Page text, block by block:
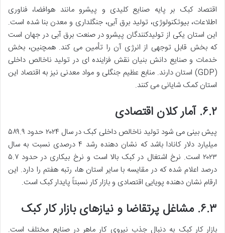
اقتصاد کبک بر پایه صنایع کلیدی و پیشرو مانند هوافضا، فناوری
اطلاعات، بیوتکنولوژی، تولید برق آبی، جنگلداری و معدن بنا شده است.
این استان یکی از تولیدکنندگان پیشرو در صنعت برق آبی در جهان است
که بخش قابل توجهی از انرژی آن را تأمین می کند. همچنین، بخش
خدمات و صنایع دانش بنیان نقش فزاینده ای در تولید ناخالص داخلی
(GDP) استان دارند. منابع عظیم جنگلی و مواد معدنی نیز به اقتصاد این
استان کمک شایانی می کنند.
۶.۲. آمار کلان اقتصادی
پیش بینی می شود تولید ناخالص داخلی کبک در سال ۲۰۲۴ حدود ۵۸۹.۹
میلیارد دلار کانادا باشد که نشان دهنده رشد ۴ درصدی نسبت به سال
۲۰۲۳ است. نرخ اشتغال در کبک بالا است و نرخ بیکاری در حدود ۵.۷
درصد اعلام شده که در مقایسه با سایر استان ها، رتبه هفتم را دارد. این
ارقام نشان دهنده پویایی اقتصادی و بازار کار نسبتاً پایدار کبک است.
۶.۳. مشاغل پرتقاضا و نیازهای بازار کار کبک
بازار کار کبک به دنبال جذب نیروی کار ماهر در صنایع مختلف است.